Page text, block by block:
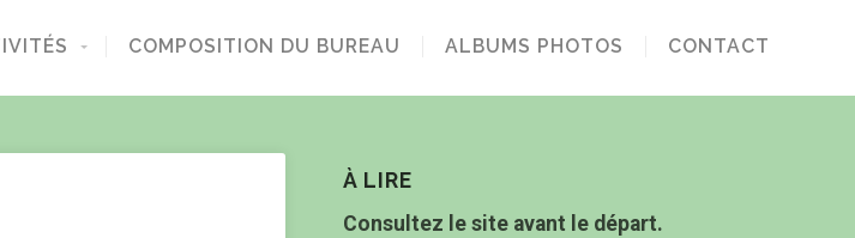
COMPOSITION DU BUREAU ALBUMS PHOTOS CONTACT
À LIRE
Consultez le site avant le départ.